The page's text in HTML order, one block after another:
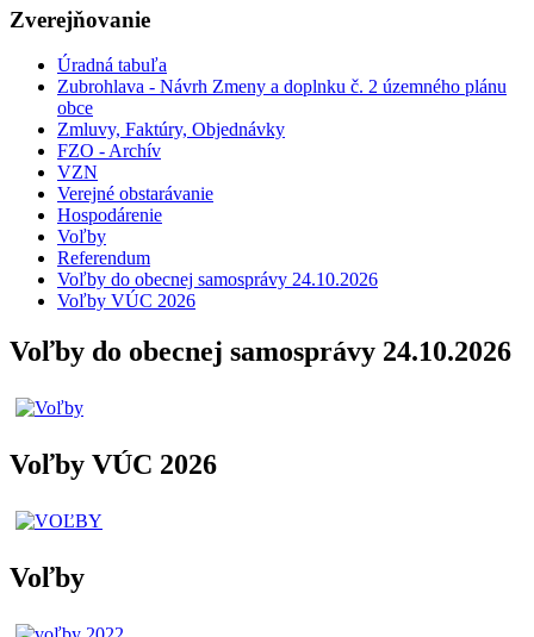
Zverejňovanie
Úradná tabuľa
Zubrohlava - Návrh Zmeny a doplnku č. 2 územného plánu
obce
Zmluvy, Faktúry, Objednávky
FZO - Archív
VZN
Verejné obstarávanie
Hospodárenie
Voľby
Referendum
Voľby do obecnej samosprávy 24.10.2026
Voľby VÚC 2026
Voľby do obecnej samosprávy 24.10.2026
Voľby VÚC 2026
Voľby